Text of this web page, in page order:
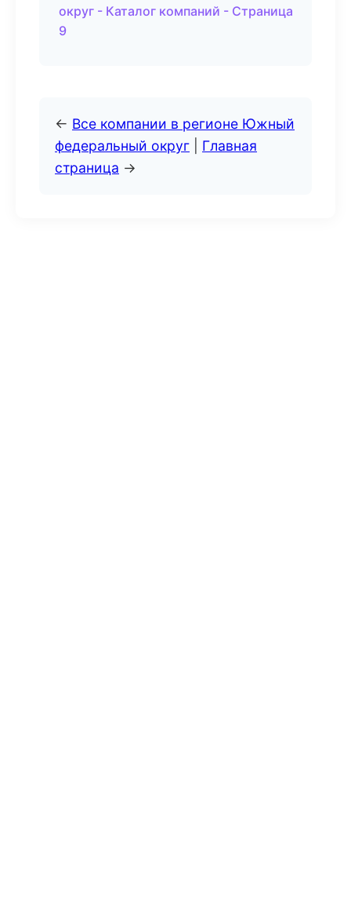
округ - Каталог компаний - Страница
9
← Все компании в регионе Южный
федеральный округ
Главная
страница →